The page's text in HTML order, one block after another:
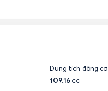
Dung tích động cơ
109.16 cc